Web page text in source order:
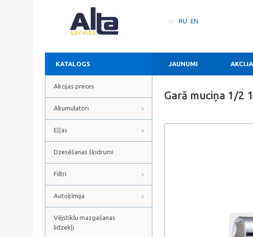
LV RU EN
KATALOGS JAUNUMI
Akcijas preces
Akumulatori
Eļļas
Dzesēšanas šķidrumi
Filtri
Autoķīmija
Vējstiklu mazgašanas
lidzekļi
Garā muciņa 1/2